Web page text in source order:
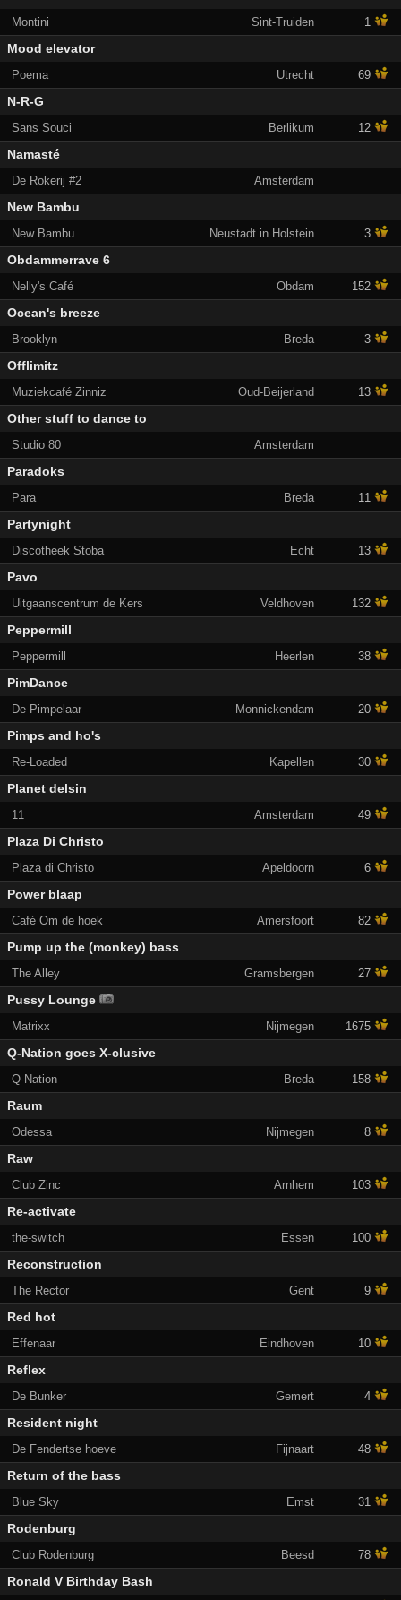
Montini Sint-Truiden 1
Mood elevator
Poema Utrecht 69
N-R-G
Sans Souci Berlikum 12
Namasté
De Rokerij #2 Amsterdam
New Bambu
New Bambu Neustadt in Holstein 3
Obdammerrave 6
Nelly's Café Obdam 152
Ocean's breeze
Brooklyn Breda 3
Offlimitz
Muziekcafé Zinniz Oud-Beijerland 13
Other stuff to dance to
Studio 80 Amsterdam
Paradoks
Para Breda 11
Partynight
Discotheek Stoba Echt 13
Pavo
Uitgaanscentrum de Kers Veldhoven 132
Peppermill
Peppermill Heerlen 38
PimDance
De Pimpelaar Monnickendam 20
Pimps and ho's
Re-Loaded Kapellen 30
Planet delsin
11 Amsterdam 49
Plaza Di Christo
Plaza di Christo Apeldoorn 6
Power blaap
Café Om de hoek Amersfoort 82
Pump up the (monkey) bass
The Alley Gramsbergen 27
Pussy Lounge
Matrixx Nijmegen 1675
Q-Nation goes X-clusive
Q-Nation Breda 158
Raum
Odessa Nijmegen 8
Raw
Club Zinc Arnhem 103
Re-activate
the-switch Essen 100
Reconstruction
The Rector Gent 9
Red hot
Effenaar Eindhoven 10
Reflex
De Bunker Gemert 4
Resident night
De Fendertse hoeve Fijnaart 48
Return of the bass
Blue Sky Emst 31
Rodenburg
Club Rodenburg Beesd 78
Ronald V Birthday Bash